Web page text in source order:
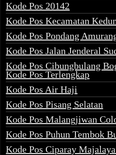
Kode Pos 20142
Kode Pos Kecamatan
Kode Pos Pondang
Kode Pos Jalan Jenderal
Kode Pos Cibungbulang
Kode Pos Terlengkap
Kode Pos Air Haji
Kode Pos Pisang Selatan
Kode Pos Malangjiwan
Kode Pos Puhun Tembok
Kode Pos Ciparay